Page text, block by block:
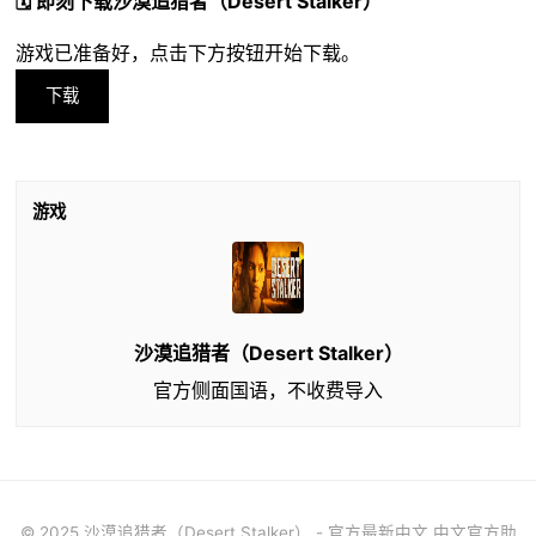
游戏已准备好，点击下方按钮开始下载。
下载
游戏
沙漠追猎者（Desert Stalker）
官方侧面国语，不收费导入